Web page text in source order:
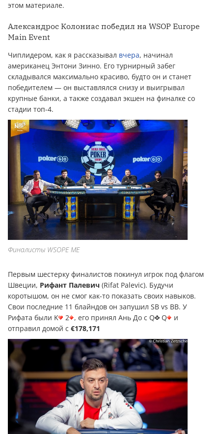
этом материале.
Александрос Колониас победил на WSOP Europe
Main Event
Чиплидером, как я рассказывал вчера, начинал
американец Энтони Зинно. Его турнирный забег
складывался максимально красиво, будто он и станет
победителем — он выставлялся снизу и выигрывал
крупные банки, а также создавал экшен на финалке со
стадии топ-4.
Финалисты WSOPE ME
Первым шестерку финалистов покинул игрок под флагом
Швеции, Рифант Палевич (Rifat Palevic). Будучи
коротышом, он не смог как-то показать своих навыков.
Свои последние 11 блайндов он запушил SB vs BB. У
Рифата были K
2 , его принял Ань До с Q Q
и
отправил домой с €178,171